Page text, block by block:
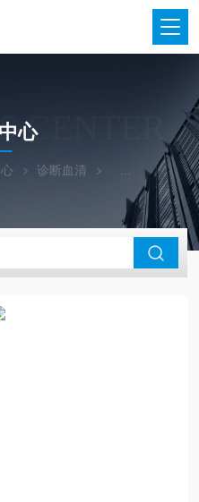
CENTER
心
诊断血清 宁波汇诺诊断